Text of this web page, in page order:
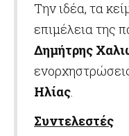
Την ιδέα, τα
επιμέλεια της
Δημήτρης
Ηλίας.
Συντελεστές